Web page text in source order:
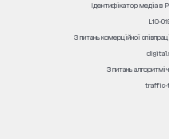
Ідентифікатор медіа в
L10-
З питань комерційної
З питань
traffic-